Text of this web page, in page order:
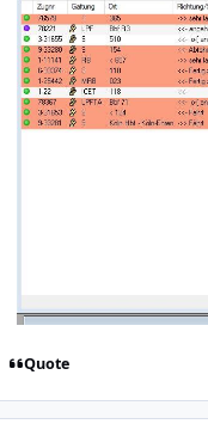
Quote